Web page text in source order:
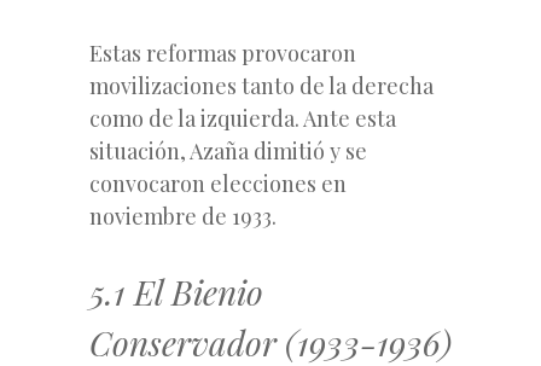
Estas reformas provocaron
movilizaciones tanto de la derecha
como de la izquierda. Ante esta
situación, Azaña dimitió y se
convocaron elecciones en
noviembre de 1933.
5.1 El Bienio
Conservador (1933-1936)